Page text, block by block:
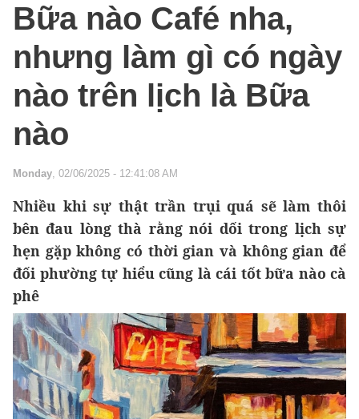
Bữa nào Café nha,
nhưng làm gì có ngày
nào trên lịch là Bữa
nào
Monday, 02/06/2025 - 12:41:08 AM
Nhiều khi sự thật trần trụi quá sẽ làm thôi
bên đau lòng thà rằng nói dối trong lịch sự
hẹn gặp không có thời gian và không gian để
đối phường tự hiểu cũng là cái tốt bữa nào cà
phê